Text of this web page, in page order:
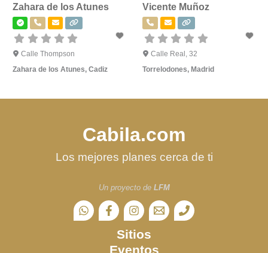
Zahara de los Atunes
Calle Thompson
Zahara de los Atunes, Cadiz
Vicente Muñoz
Calle Real, 32
Torrelodones,Madrid
Cabila.com
Los mejores planes cerca de ti
Un proyecto de LFM
Sitios
Eventos